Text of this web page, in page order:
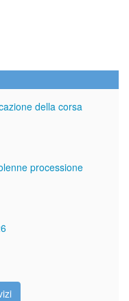
della corsa
processione